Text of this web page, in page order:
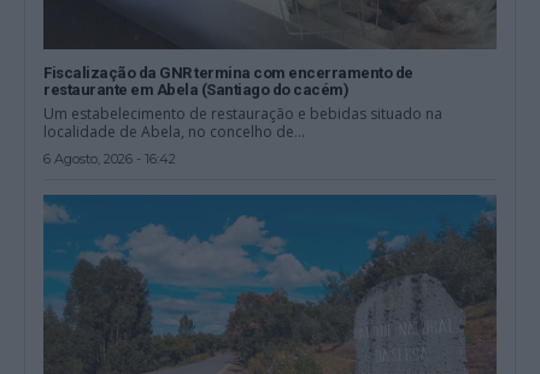
Fiscalização da GNR termina com encerramento de
restaurante em Abela (Santiago do cacém)
Um estabelecimento de restauração e bebidas situado na
localidade de Abela, no concelho de...
6 Agosto, 2026 - 16:42